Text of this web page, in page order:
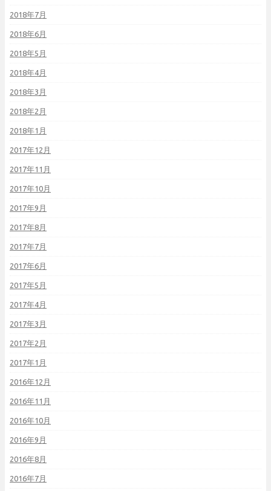
2018年7月
2018年6月
2018年5月
2018年4月
2018年3月
2018年2月
2018年1月
2017年12月
2017年11月
2017年10月
2017年9月
2017年8月
2017年7月
2017年6月
2017年5月
2017年4月
2017年3月
2017年2月
2017年1月
2016年12月
2016年11月
2016年10月
2016年9月
2016年8月
2016年7月